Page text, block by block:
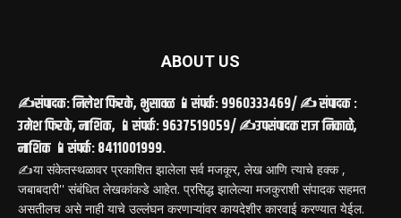
ABOUT US
✍️संपादक: निलेश फिरके, भुसावळ 📱संपर्क: 9960333469/ ✍️ संपादक :
उमेश फिरके, नाशिक, 📱संपर्क: 9637519059/ ✍️उपसंपादक राज निकाळे,
नाशिक 📱संपर्क: 8411001999.
✍️या संकेतस्थळावर प्रकाशित झालेला सर्व मजकूर, लेख आणि त्याचे हक्क ,
जबाबदारी'' संबंधित लेखकांकडे आहेत. प्रसिद्ध झालेल्या मजकुराशी संपादक सहमत
असतीलच असे नाही याचे उल्लंघन करणाऱ्यांवर कायदेशीर कारवाई करण्यात येईल.